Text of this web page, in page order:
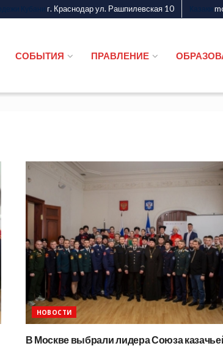
г. Краснодар ул. Рашпилевская 10
СОБЫТИЯ ПРАВЛЕНИЕ
НОВОСТИ
В Москве выбрали лидера Союза